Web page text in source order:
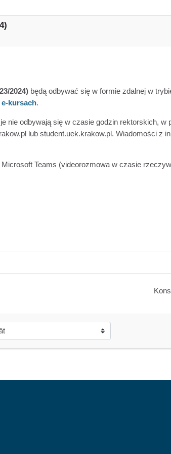
2024) będą odbywać się w formie zdalnej w
kursach.
nie odbywają się w czasie godzin rektorskich,
lub student.uek.krakow.pl. Wiadomości z
Teams (videorozmowa w czasie